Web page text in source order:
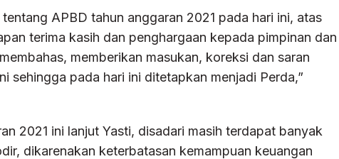
APBD tahun anggaran 2021 pada hari ini, atas
terima kasih dan penghargaan kepada pimpinan dan
memberikan masukan, koreksi dan saran
sehingga pada hari ini ditetapkan menjadi Perda,”
2021 ini lanjut Yasti, disadari masih terdapat banyak
dikarenakan keterbatasan kemampuan keuangan